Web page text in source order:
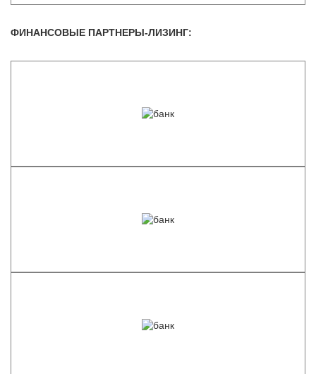
ФИНАНСОВЫЕ ПАРТНЕРЫ-ЛИЗИНГ: